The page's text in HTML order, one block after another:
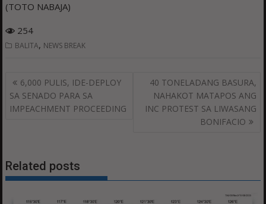
(TOTO NABAJA)
254
BALITA, NEWS BREAK
Post
navigation
6,000 PULIS, IDE-DEPLOY
SA SENADO PARA SA
IMPEACHMENT PROCEEDING
40 TONELADANG BASURA,
NAHAKOT MATAPOS ANG
INC PROTEST SA LIWASANG
BONIFACIO
Related posts